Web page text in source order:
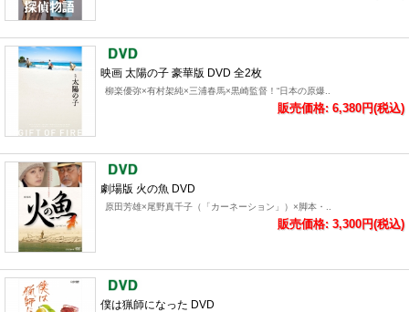
映画 太陽の子 豪華版 DVD 全2枚
柳楽優弥×有村架純×三浦春馬×黒崎監督！“日本の原爆..
販売価格: 6,380円(税込)
劇場版 火の魚 DVD
原田芳雄×尾野真千子（「カーネーション」）×脚本・..
販売価格: 3,300円(税込)
僕は猟師になった DVD